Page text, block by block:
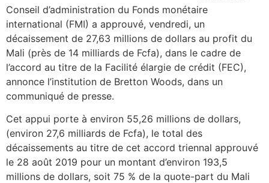
Conseil d’administration du Fonds monétaire
international (FMI) a approuvé, vendredi, un
décaissement de 27,63 millions de dollars au profit du
Mali (près de 14 milliards de Fcfa), dans le cadre de
l’accord au titre de la Facilité élargie de crédit (FEC),
annonce l’institution de Bretton Woods, dans un
communiqué de presse.
Cet appui porte à environ 55,26 millions de dollars,
(environ 27,6 milliards de Fcfa), le total des
décaissements au titre de cet accord triennal approuvé
le 28 août 2019 pour un montant d’environ 193,5
millions de dollars, soit 75 % de la quote-part du Mali